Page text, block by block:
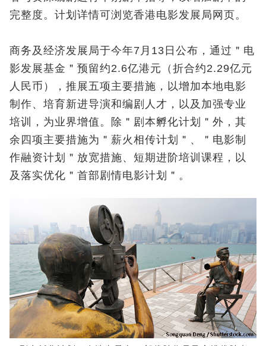
完整度。计划详情可浏览香港电影发展局网页。
商务及经济发展局于今年7月13日公布，通过＂电
影发展基金＂预留约2.6亿港元（折合约2.29亿元
人民币），推展五项主要措施，以增加本地电影
制作、培育新进导演和编剧人才，以及加强专业
培训，为业界增值。除＂剧本孵化计划＂外，其
余四项主要措施为＂薪火相传计划＂、＂电影制
作融资计划＂放宽措施、短期进阶培训课程，以
及落实优化＂首部剧情电影计划＂。